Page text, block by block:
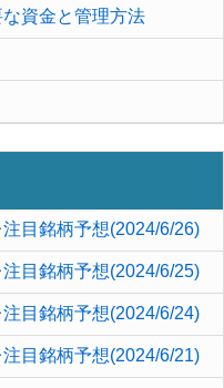
資金と管理方法
目銘柄予想(2024/6/26)
目銘柄予想(2024/6/25)
目銘柄予想(2024/6/24)
目銘柄予想(2024/6/21)